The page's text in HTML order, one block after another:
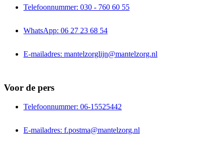
Telefoonnummer: 030 - 760 60 55
WhatsApp: 06 27 23 68 54
E-mailadres: mantelzorglijn@mantelzorg.nl
Voor de pers
Telefoonnummer: 06-15525442
E-mailadres: f.postma@mantelzorg.nl